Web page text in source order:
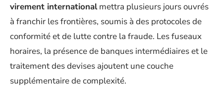
virement internationalmettra plusieurs jours ouvrés
à franchir les frontières, soumis à des protocoles de
conformité et de lutte contre la fraude. Les fuseaux
horaires, la présence de banques intermédiaires et le
traitement des devises ajoutent une couche
supplémentaire de complexité.